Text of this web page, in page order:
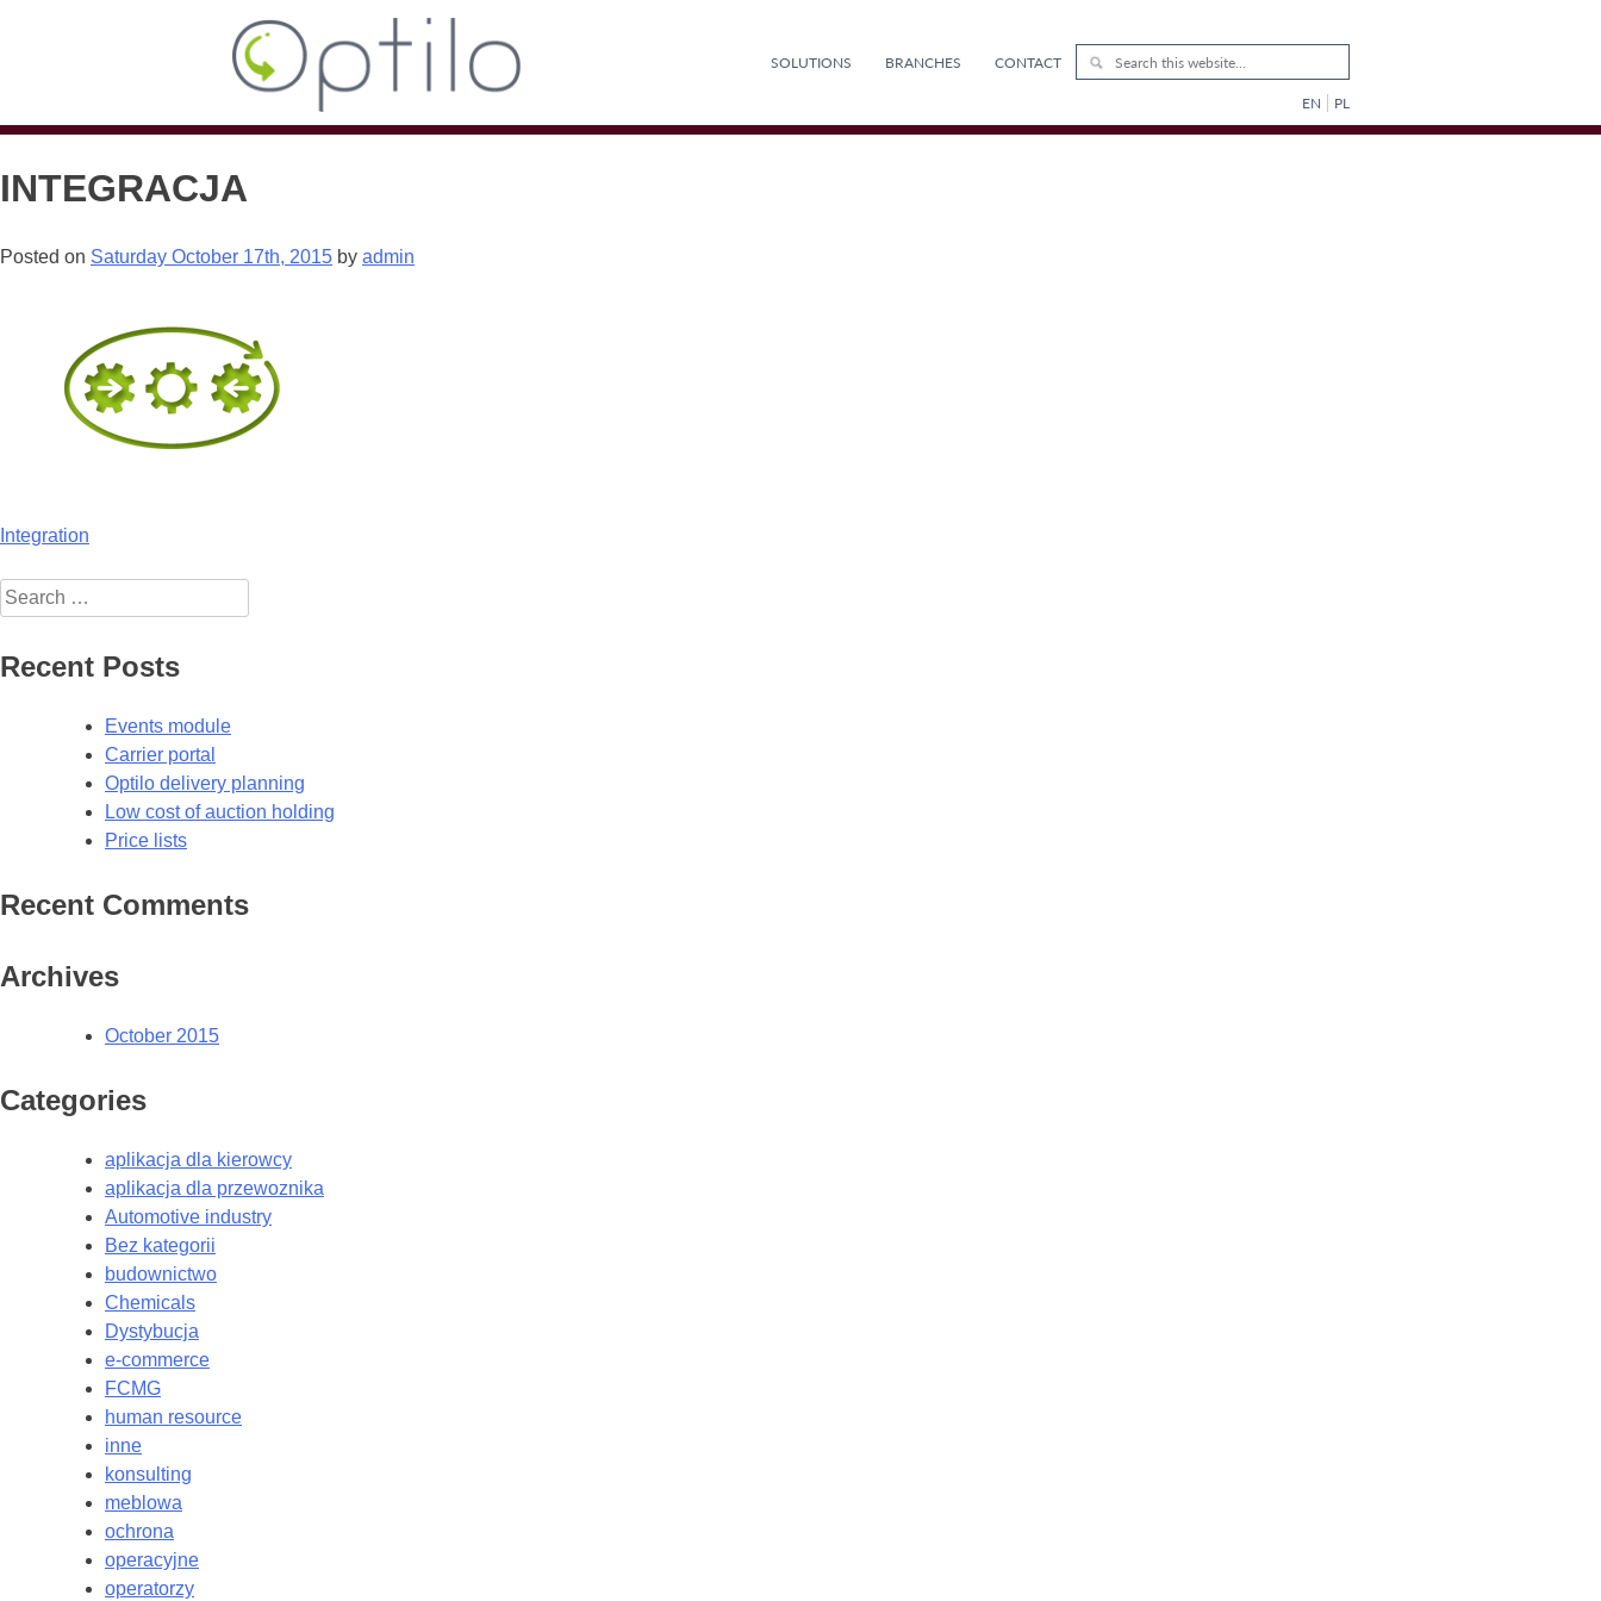
EN PL
SOLUTIONS BRANCHES CONTACT
INTEGRACJA
Posted on Saturday October 17th, 2015 by admin
Post
navigation
Integration
Search
for:
Recent Posts
Events module
Carrier portal
Optilo delivery planning
Low cost of auction holding
Price lists
Recent Comments
Archives
October 2015
Categories
aplikacja dla kierowcy
aplikacja dla przewoznika
Automotive industry
Bez kategorii
budownictwo
Chemicals
Dystybucja
e-commerce
FCMG
human resource
inne
konsulting
meblowa
ochrona
operacyjne
operatorzy